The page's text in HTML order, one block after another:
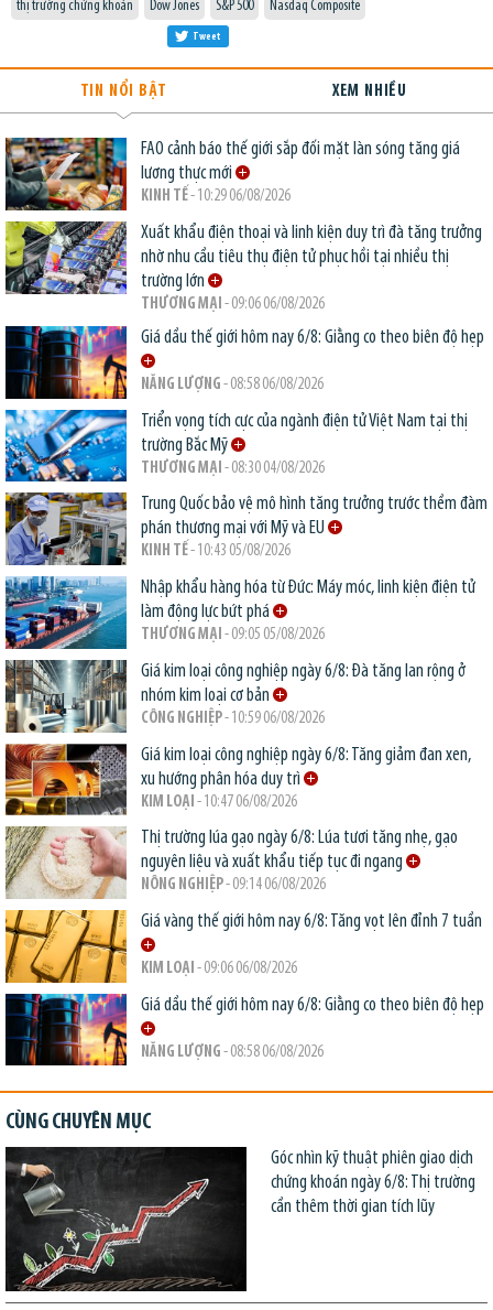
thị trường chứng khoán Dow Jones S&P 500 Nasdaq Composite
Tweet
TIN NỔI BẬT XEM NHIỀU
FAO cảnh báo thế giới sắp đối mặt làn sóng tăng giá
lương thực mới
KINH TẾ- 10:29 06/08/2026
Xuất khẩu điện thoại và linh kiện duy trì đà tăng trưởng
nhờ nhu cầu tiêu thụ điện tử phục hồi tại nhiều thị
trường lớn
THƯƠNG MẠI - 09:06 06/08/2026
Giá dầu thế giới hôm nay 6/8: Giằng co theo biên độ hẹp
NĂNG LƯỢNG - 08:58 06/08/2026
Triển vọng tích cực của ngành điện tử Việt Nam tại thị
trường Bắc Mỹ
THƯƠNG MẠI - 08:30 04/08/2026
Trung Quốc bảo vệ mô hình tăng trưởng trước thềm đàm
phán thương mại với Mỹ và EU
KINH TẾ- 10:43 05/08/2026
Nhập khẩu hàng hóa từ Đức: Máy móc, linh kiện điện tử
làm động lực bứt phá
THƯƠNG MẠI - 09:05 05/08/2026
Giá kim loại công nghiệp ngày 6/8: Đà tăng lan rộng ở
nhóm kim loại cơ bản
CÔNG NGHIỆP- 10:59 06/08/2026
Giá kim loại công nghiệp ngày 6/8: Tăng giảm đan xen,
xu hướng phân hóa duy trì
KIM LOẠI - 10:47 06/08/2026
Thị trường lúa gạo ngày 6/8: Lúa tươi tăng nhẹ, gạo
nguyên liệu và xuất khẩu tiếp tục đi ngang
NÔNG NGHIỆP- 09:14 06/08/2026
Giá vàng thế giới hôm nay 6/8: Tăng vọt lên đỉnh 7 tuần
KIM LOẠI - 09:06 06/08/2026
Giá dầu thế giới hôm nay 6/8: Giằng co theo biên độ hẹp
NĂNG LƯỢNG - 08:58 06/08/2026
CÙNG CHUYÊN MỤC
Góc nhìn kỹ thuật phiên giao dịch
chứng khoán ngày 6/8: Thị trường
cần thêm thời gian tích lũy